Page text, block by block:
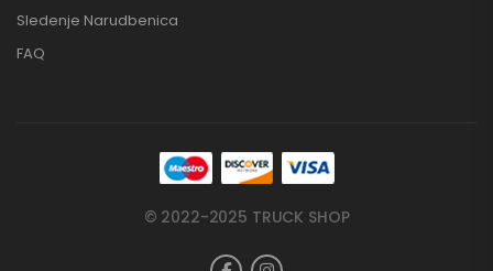
Sledenje Narudbenica
FAQ
© 2022-2025 TRUCK SHOP